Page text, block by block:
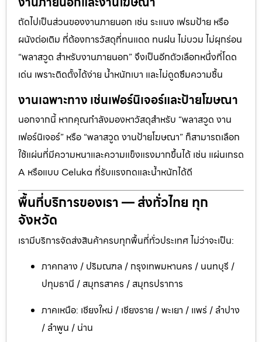
ถัดไปเป็นส่วนของงานภายนอก เช่น ระแนง เฟรมป้าย หรือ
ผนังต่อเติม ที่ต้องการวัสดุที่ทนแดด ทนฝน ไม่บวม ไม่ผุกร่อน
“พลาสวูด สำหรับงานภายนอก” จึงเป็นอีกตัวเลือกหนึ่งที่โดด
เด่น เพราะติดตั้งได้ง่าย น้ำหนักเบา และไม่ดูดซึมความชื้น
งานเฉพาะทาง เช่นเฟอร์นิเจอร์และป้ายโฆษณา
นอกจากนี้ หากคุณกำลังมองหาวัสดุสำหรับ “พลาสวูด งาน
เฟอร์นิเจอร์” หรือ “พลาสวูด งานป้ายโฆษณา” ก็สามารถเลือก
ใช้แผ่นที่มีความหนาและความแข็งแรงมากขึ้นได้ เช่น แผ่นเกรด
A หรือแบบ Celuka ที่รับแรงกดและน้ำหนักได้ดี
พื้นที่บริการของเรา — ส่งทั่วไทย ทุก
จังหวัด
เรามีบริการจัดส่งสินค้าครบทุกพื้นที่ทั่วประเทศ ไม่ว่าจะเป็น:
ภาคกลาง / ปริมณฑล / กรุงเทพมหานคร / นนทบุรี /
ปทุมธานี / สมุทรสาคร / สมุทรปราการ
ภาคเหนือ: เชียงใหม่ / เชียงราย / พะเยา / แพร่ / ลำปาง
/ ลำพูน / น่าน